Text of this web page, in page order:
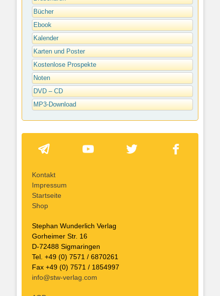
Bücher
Ebook
Kalender
Karten und Poster
Kostenlose Prospekte
Noten
DVD – CD
MP3-Download
Kontakt
Impressum
Startseite
Shop
Stephan Wunderlich Verlag
Gorheimer Str. 16
D-72488 Sigmaringen
Tel. +49 (0) 7571 / 6870261
Fax +49 (0) 7571 / 1854997
info@stw-verlag.com